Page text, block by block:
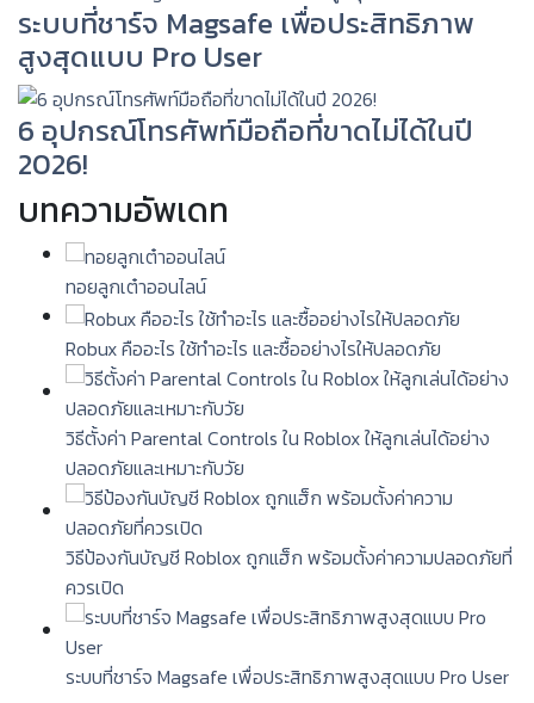
ระบบที่ชาร์จ Magsafe เพื่อประสิทธิภาพ
สูงสุดแบบ Pro User
6 อุปกรณ์โทรศัพท์มือถือที่ขาดไม่ได้ในปี
2026!
บทความอัพเดท
ทอยลูกเต๋าออนไลน์
Robux คืออะไร ใช้ทำอะไร และซื้ออย่างไรให้ปลอดภัย
วิธีตั้งค่า Parental Controls ใน Roblox ให้ลูกเล่นได้อย่าง
ปลอดภัยและเหมาะกับวัย
วิธีป้องกันบัญชี Roblox ถูกแฮ็ก พร้อมตั้งค่าความปลอดภัยที่
ควรเปิด
ระบบที่ชาร์จ Magsafe เพื่อประสิทธิภาพสูงสุดแบบ Pro User